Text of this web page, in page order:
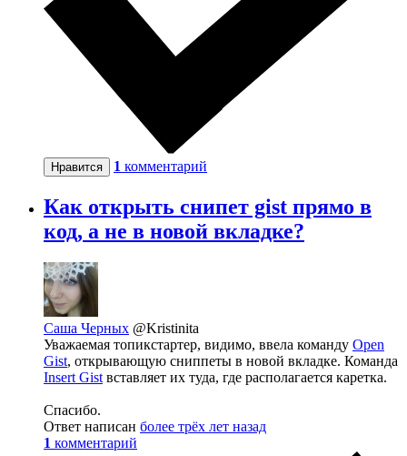
Нравится 1 комментарий
Как открыть снипет gist прямо в
код, а не в новой вкладке?
Саша Черных @Kristinita
Уважаемая топикстартер, видимо, ввела команду Open
Gist, открывающую сниппеты в новой вкладке. Команда
Insert Gist вставляет их туда, где располагается каретка.
Спасибо.
Ответ написан более трёх лет назад
1 комментарий